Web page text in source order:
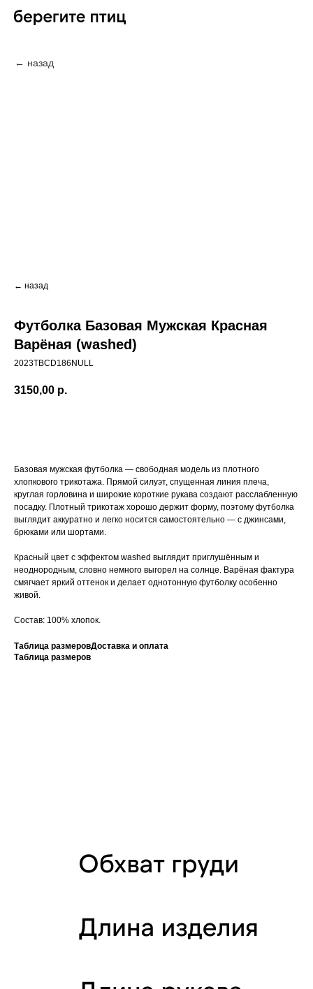
← назад
← назад
Футболка Базовая Мужская Красная
Варёная (washed)
2023TBCD186NULL
3150,00 р.
Базовая мужская футболка — свободная модель из плотного
хлопкового трикотажа. Прямой силуэт, спущенная линия плеча,
круглая горловина и широкие короткие рукава создают расслабленную
посадку. Плотный трикотаж хорошо держит форму, поэтому футболка
выглядит аккуратно и легко носится самостоятельно — с джинсами,
брюками или шортами.
Красный цвет с эффектом washed выглядит приглушённым и
неоднородным, словно немного выгорел на солнце. Варёная фактура
смягчает яркий оттенок и делает однотонную футболку особенно
живой.
Состав: 100% хлопок.
Таблица размеровДоставка и оплата
Таблица размеров